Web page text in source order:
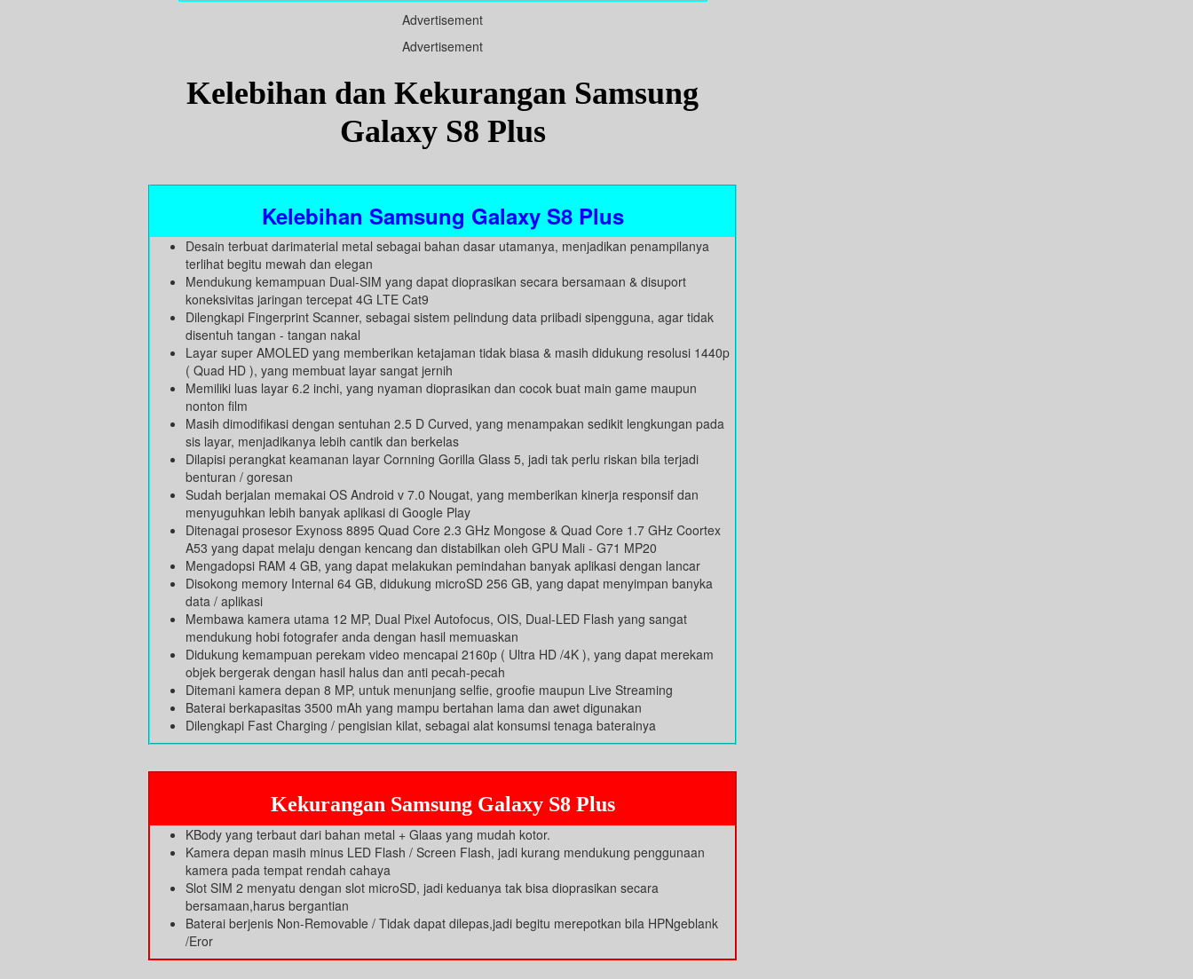
Advertisement
Advertisement
Kelebihan dan Kekurangan Samsung
Galaxy S8 Plus
Kelebihan Samsung Galaxy S8 Plus
Desain terbuat darimaterial metal sebagai bahan dasar utamanya, menjadikan penampilanya
terlihat begitu mewah dan elegan
Mendukung kemampuan Dual-SIM yang dapat dioprasikan secara bersamaan & disuport
koneksivitas jaringan tercepat 4G LTE Cat9
Dilengkapi Fingerprint Scanner, sebagai sistem pelindung data priibadi sipengguna, agar tidak
disentuh tangan - tangan nakal
Layar super AMOLED yang memberikan ketajaman tidak biasa & masih didukung resolusi 1440p
( Quad HD ), yang membuat layar sangat jernih
Memiliki luas layar 6.2 inchi, yang nyaman dioprasikan dan cocok buat main game maupun
nonton film
Masih dimodifikasi dengan sentuhan 2.5 D Curved, yang menampakan sedikit lengkungan pada
sis layar, menjadikanya lebih cantik dan berkelas
Dilapisi perangkat keamanan layar Cornning Gorilla Glass 5, jadi tak perlu riskan bila terjadi
benturan / goresan
Sudah berjalan memakai OS Android v 7.0 Nougat, yang memberikan kinerja responsif dan
menyuguhkan lebih banyak aplikasi di Google Play
Ditenagai prosesor Exynoss 8895 Quad Core 2.3 GHz Mongose & Quad Core 1.7 GHz Coortex
A53 yang dapat melaju dengan kencang dan distabilkan oleh GPU Mali - G71 MP20
Mengadopsi RAM 4 GB, yang dapat melakukan pemindahan banyak aplikasi dengan lancar
Disokong memory Internal 64 GB, didukung microSD 256 GB, yang dapat menyimpan banyka
data / aplikasi
Membawa kamera utama 12 MP, Dual Pixel Autofocus, OIS, Dual-LED Flash yang sangat
mendukung hobi fotografer anda dengan hasil memuaskan
Didukung kemampuan perekam video mencapai 2160p ( Ultra HD /4K ), yang dapat merekam
objek bergerak dengan hasil halus dan anti pecah-pecah
Ditemani kamera depan 8 MP, untuk menunjang selfie, groofie maupun Live Streaming
Baterai berkapasitas 3500 mAh yang mampu bertahan lama dan awet digunakan
Dilengkapi Fast Charging / pengisian kilat, sebagai alat konsumsi tenaga baterainya
Kekurangan Samsung Galaxy S8 Plus
KBody yang terbaut dari bahan metal + Glaas yang mudah kotor.
Kamera depan masih minus LED Flash / Screen Flash, jadi kurang mendukung penggunaan
kamera pada tempat rendah cahaya
Slot SIM 2 menyatu dengan slot microSD, jadi keduanya tak bisa dioprasikan secara
bersamaan,harus bergantian
Baterai berjenis Non-Removable / Tidak dapat dilepas,jadi begitu merepotkan bila HPNgeblank
/Eror